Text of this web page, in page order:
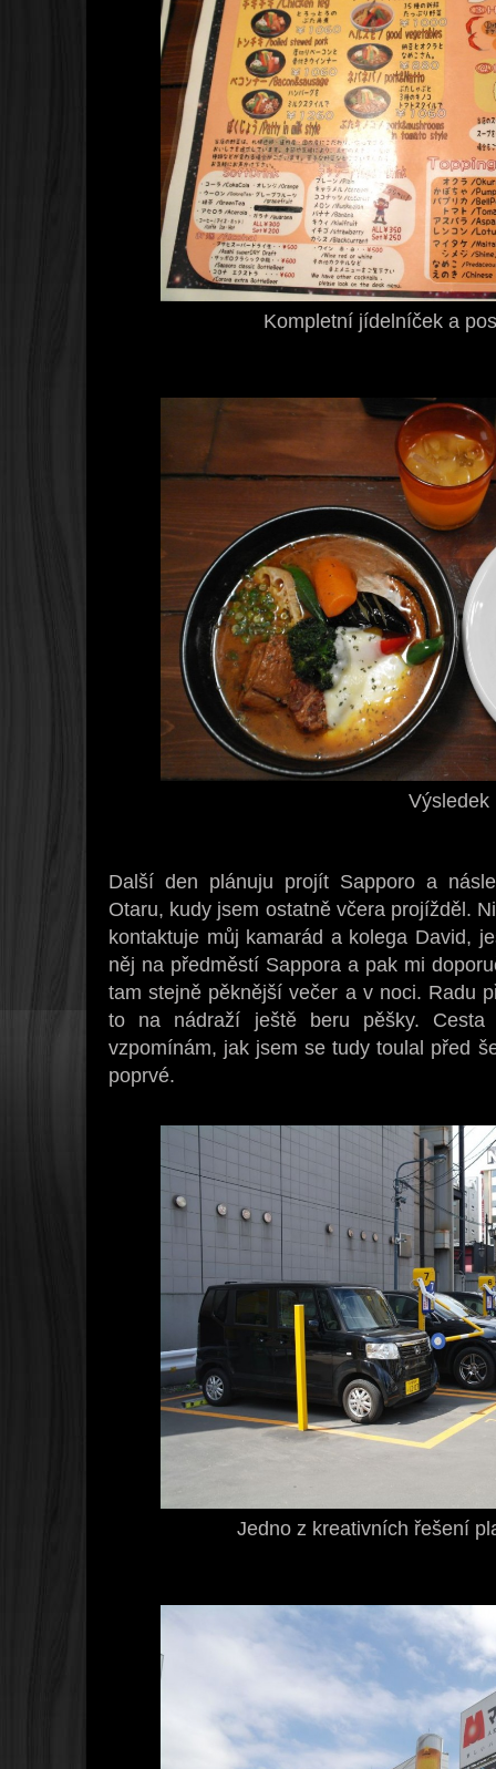
Kompletní jídelníček a
Výsledek
Další den plánuju projít Sapporo a
Otaru, kudy jsem ostatně včera projížděl.
kontaktuje můj kamarád a kolega David,
něj na předměstí Sappora a pak mi
tam stejně pěknější večer a v noci. Radu
to na nádraží ještě beru pěšky. Cesta
vzpomínám, jak jsem se tudy toulal před
poprvé.
Jedno z kreativních řešení